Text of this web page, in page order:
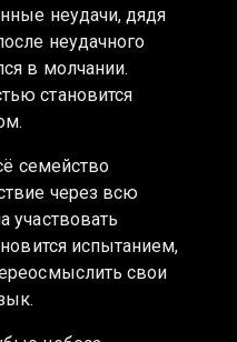
неудачи, дядя
неудачного
в молчании.
становится
семейство
через всю
участвовать
испытанием,
свои